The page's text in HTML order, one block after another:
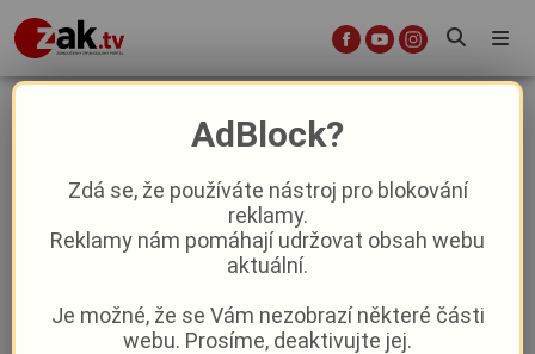
Konečně volní zubaři na
Karlovarsku? Nová zubní klinika je
zase o něco blíž
Aktuality Aktuálně Z kraje
Pavel Žižka– 15. 5.|20:55
AdBlock?
Zdá se, že používáte nástroj pro blokování
reklamy.
Reklamy nám pomáhají udržovat obsah webu
aktuální.
Je možné, že se Vám nezobrazí některé části
webu. Prosíme, deaktivujte jej.